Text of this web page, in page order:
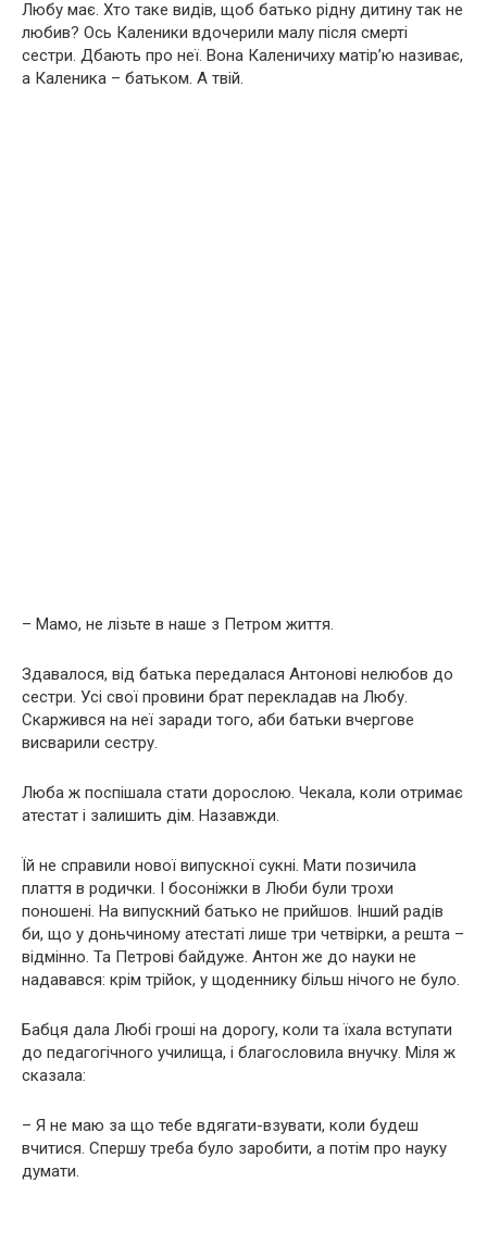
Любу має. Хто таке видів, щоб батько рідну дитину так не
любив? Ось Каленики вдочерили малу після смерті
сестри. Дбають про неї. Вона Каленичиху матір’ю називає,
а Каленика – батьком. А твій.
– Мамо, не лізьте в наше з Петром життя.
Здавалося, від батька передалася Антонові нелюбов до
сестри. Усі свої провини брат перекладав на Любу.
Скаржився на неї заради того, аби батьки вчергове
висварили сестру.
Люба ж поспішала стати дорослою. Чекала, коли отримає
атестат і залишить дім. Назавжди.
Їй не справили нової випускної сукні. Мати позичила
плаття в родички. І босоніжки в Люби були трохи
поношені. На випускний батько не прийшов. Інший радів
би, що у доньчиному атестаті лише три четвірки, а решта –
відмінно. Та Петрові байдуже. Антон же до науки не
надавався: крім трійок, у щоденнику більш нічого не було.
Бабця дала Любі гроші на дорогу, коли та їхала вступати
до педагогічного училища, і благословила внучку. Міля ж
сказала:
– Я не маю за що тебе вдягати-взувати, коли будеш
вчитися. Спершу треба було заробити, а потім про науку
думати.